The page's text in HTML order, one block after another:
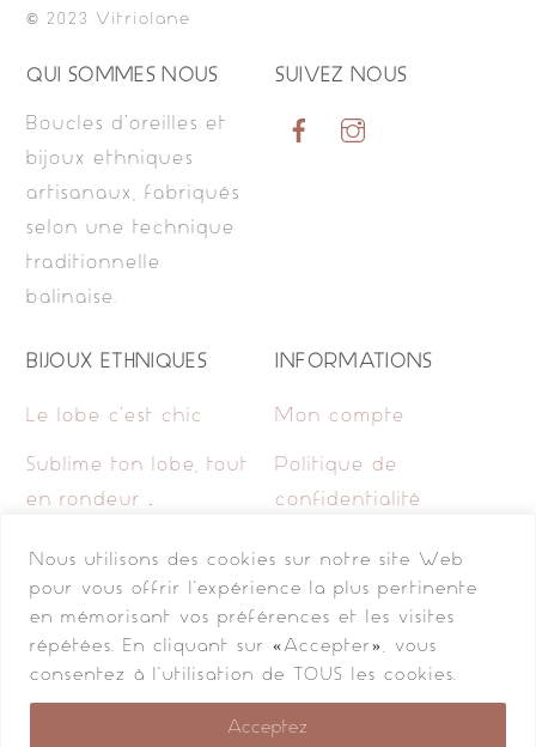
Nous utilisons des cookies sur notre site Web
pour vous offrir l'expérience la plus pertinente
en mémorisant vos préférences et les visites
répétées. En cliquant sur «Accepter», vous
consentez à l'utilisation de TOUS les cookies.
Acceptez
© 2023 Vitriolane
QUI SOMMES NOUS
Boucles d’oreilles et
bijoux ethniques
artisanaux, fabriqués
selon une technique
traditionnelle
balinaise.
SUIVEZ NOUS
BIJOUX ETHNIQUES
Le lobe c’est chic
Sublime ton lobe, tout
en rondeur …
Pimp my lobe, avec
des chaînes et de la
longueur, c’est
renversant…
Lobe me tender, mais
INFORMATIONS
Mon compte
Politique de
confidentialité
Mentions légales
Contact